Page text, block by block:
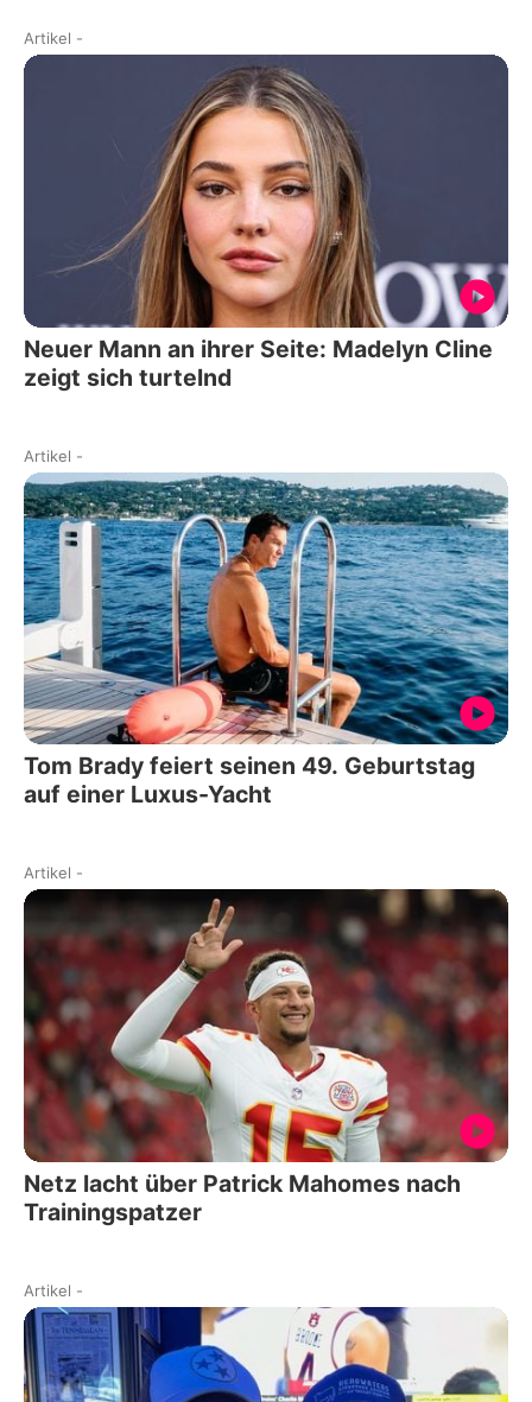
Artikel -
Neuer Mann an ihrer Seite: Madelyn Cline
zeigt sich turtelnd
Artikel -
Tom Brady feiert seinen 49. Geburtstag
auf einer Luxus-Yacht
Artikel -
Netz lacht über Patrick Mahomes nach
Trainingspatzer
Artikel -